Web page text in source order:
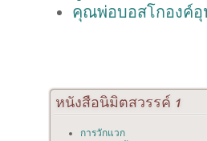
คุณพ่อบอสโกองค์อุ
หนังสือนิมิตสวรรค์ 1
การวักแวก